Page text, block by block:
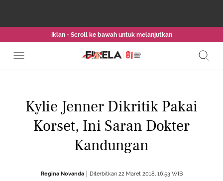
Iklan - Scroll ke bawah untuk melanjutkan
Kylie Jenner Dikritik Pakai
Korset, Ini Saran Dokter
Kandungan
Regina Novanda Diterbitkan 22 Maret 2018, 16:53 WIB